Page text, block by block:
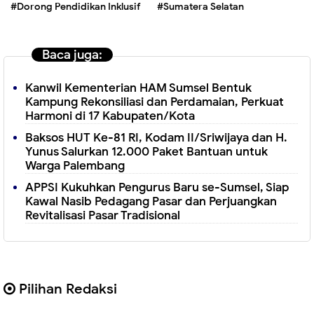
#Dorong Pendidikan Inklusif
#Sumatera Selatan
Baca juga:
Kanwil Kementerian HAM Sumsel Bentuk
Kampung Rekonsiliasi dan Perdamaian, Perkuat
Harmoni di 17 Kabupaten/Kota
Baksos HUT Ke-81 RI, Kodam II/Sriwijaya dan H.
Yunus Salurkan 12.000 Paket Bantuan untuk
Warga Palembang
APPSI Kukuhkan Pengurus Baru se-Sumsel, Siap
Kawal Nasib Pedagang Pasar dan Perjuangkan
Revitalisasi Pasar Tradisional
Pilihan Redaksi